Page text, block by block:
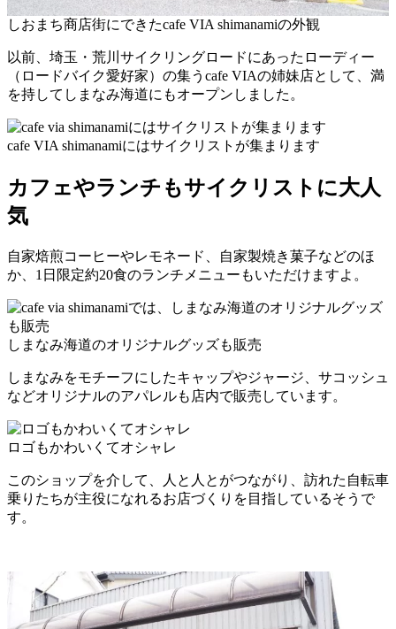
しおまち商店街にできたcafe VIA shimanamiの外観
以前、埼玉・荒川サイクリングロードにあったローディー
（ロードバイク愛好家）の集うcafe VIAの姉妹店として、満
を持してしまなみ海道にもオープンしました。
cafe VIA shimanamiにはサイクリストが集まります
カフェやランチもサイクリストに大人
気
自家焙煎コーヒーやレモネード、自家製焼き菓子などのほ
か、1日限定約20食のランチメニューもいただけますよ。
しまなみ海道のオリジナルグッズも販売
しまなみをモチーフにしたキャップやジャージ、サコッシュ
などオリジナルのアパレルも店内で販売しています。
ロゴもかわいくてオシャレ
このショップを介して、人と人とがつながり、訪れた自転車
乗りたちが主役になれるお店づくりを目指しているそうで
す。